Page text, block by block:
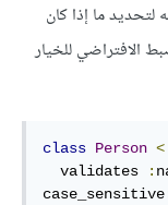
ما إذا كان
الافتراضي للخيار
class Person <
  validates
:
case_sensitive